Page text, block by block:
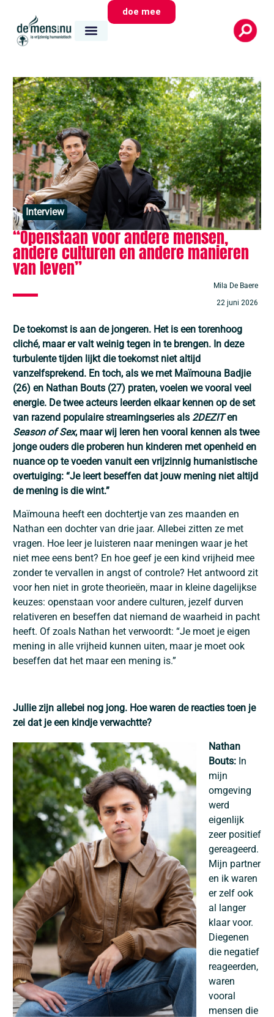
doe mee
Interview
“Openstaan voor andere mensen,
andere culturen en andere manieren
van leven”
Mila De Baere
22 juni 2026
De toekomst is aan de jongeren. Het is een torenhoog
cliché, maar er valt weinig tegen in te brengen. In deze
turbulente tijden lijkt die toekomst niet altijd
vanzelfsprekend. En toch, als we met Maïmouna Badjie
(26) en Nathan Bouts (27) praten, voelen we vooral veel
energie. De twee acteurs leerden elkaar kennen op de set
van razend populaire streamingseries als 2DEZITen
Season of Sex, maar wij leren hen vooral kennen als twee
jonge ouders die proberen hun kinderen met openheid en
nuance op te voeden vanuit een vrijzinnig humanistische
overtuiging: “Je leert beseffen dat jouw mening niet altijd
de mening is die wint.”
Maïmouna heeft een dochtertje van zes maanden en
Nathan een dochter van drie jaar. Allebei zitten ze met
vragen. Hoe leer je luisteren naar meningen waar je het
niet mee eens bent? En hoe geef je een kind vrijheid mee
zonder te vervallen in angst of controle? Het antwoord zit
voor hen niet in grote theorieën, maar in kleine dagelijkse
keuzes: openstaan voor andere culturen, jezelf durven
relativeren en beseffen dat niemand de waarheid in pacht
heeft. Of zoals Nathan het verwoordt: “Je moet je eigen
mening in alle vrijheid kunnen uiten, maar je moet ook
beseffen dat het maar een mening is.”
Jullie zijn allebei nog jong. Hoe waren de reacties toen je
zei dat je een kindje verwachtte?
Nathan
Bouts: In
mijn
omgeving
werd
eigenlijk
zeer positief
gereageerd.
Mijn partner
en ik waren
er zelf ook
al langer
klaar voor.
Diegenen
die negatief
reageerden,
waren
vooral
mensen die